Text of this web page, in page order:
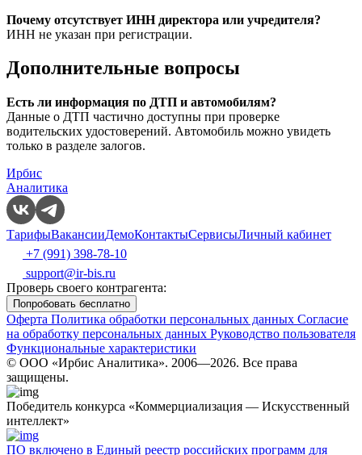
Почему отсутствует ИНН директора или учредителя?
ИНН не указан при регистрации.
Дополнительные вопросы
Есть ли информация по ДТП и автомобилям?
Данные о ДТП частично доступны при проверке
водительских удостоверений. Автомобиль можно увидеть
только в разделе залогов.
Ирбис
Аналитика
ТарифыВакансииДемоКонтактыСервисыЛичный кабинет
+7 (991) 398-78-10
support@ir-bis.ru
Проверь своего контрагента:
Попробовать бесплатно
Оферта Политика обработки персональных данных Согласие
на обработку персональных данных Руководство пользователя
Функциональные характеристики
© ООО «Ирбис Аналитика». 2006—2026. Все права
защищены.
Победитель конкурса «Коммерциализация — Искусственный
интеллект»
ПО включено в Единый реестр российских программ для